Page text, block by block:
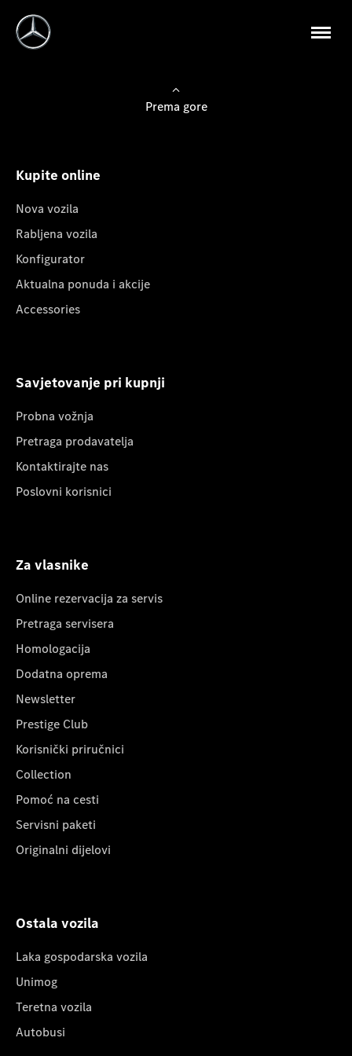
Prema gore
Kupite online
Nova vozila
Rabljena vozila
Konfigurator
Aktualna ponuda i akcije
Accessories
Savjetovanje pri kupnji
Probna vožnja
Pretraga prodavatelja
Kontaktirajte nas
Poslovni korisnici
Za vlasnike
Online rezervacija za servis
Pretraga servisera
Homologacija
Dodatna oprema
Newsletter
Prestige Club
Korisnički priručnici
Collection
Pomoć na cesti
Servisni paketi
Originalni dijelovi
Ostala vozila
Laka gospodarska vozila
Unimog
Teretna vozila
Autobusi